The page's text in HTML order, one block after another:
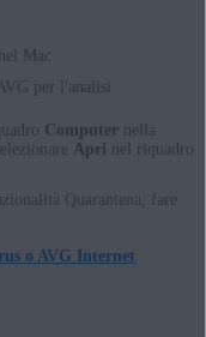
Mac
per l'analisi
Computernella
Apri nel riquadro
Quarantena, fare
o AVG Internet